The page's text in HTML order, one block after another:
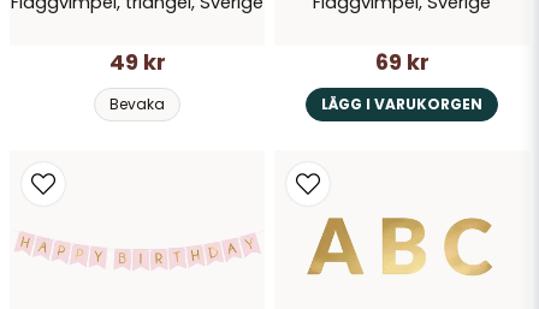
49 kr
Bevaka
69 kr
LÄGG I VARUKORGEN